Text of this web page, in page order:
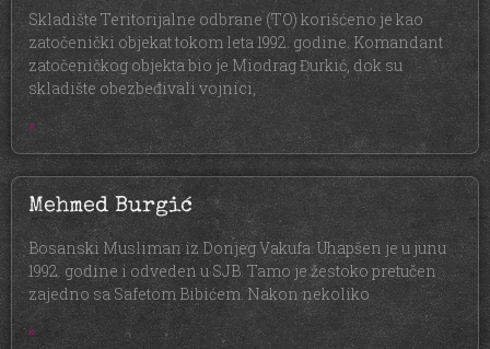
Skladište Teritorijalne odbrane (TO) korišćeno je kao
zatočenički objekat tokom leta 1992. godine. Komandant
zatočeničkog objekta bio je Miodrag Đurkić, dok su
skladište obezbeđivali vojnici,
»
Mehmed Burgić
Bosanski Musliman iz Donjeg Vakufa. Uhapšen je u junu
1992. godine i odveden u SJB. Tamo je žestoko pretučen
zajedno sa Safetom Bibićem. Nakon nekoliko
»